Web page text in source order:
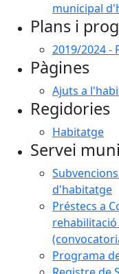
municipal
Plans i
2019/2024 -
Pàgines
Ajuts a
Regidories
Habitatge
Servei
d'habitatge
Préstecs a
Programa